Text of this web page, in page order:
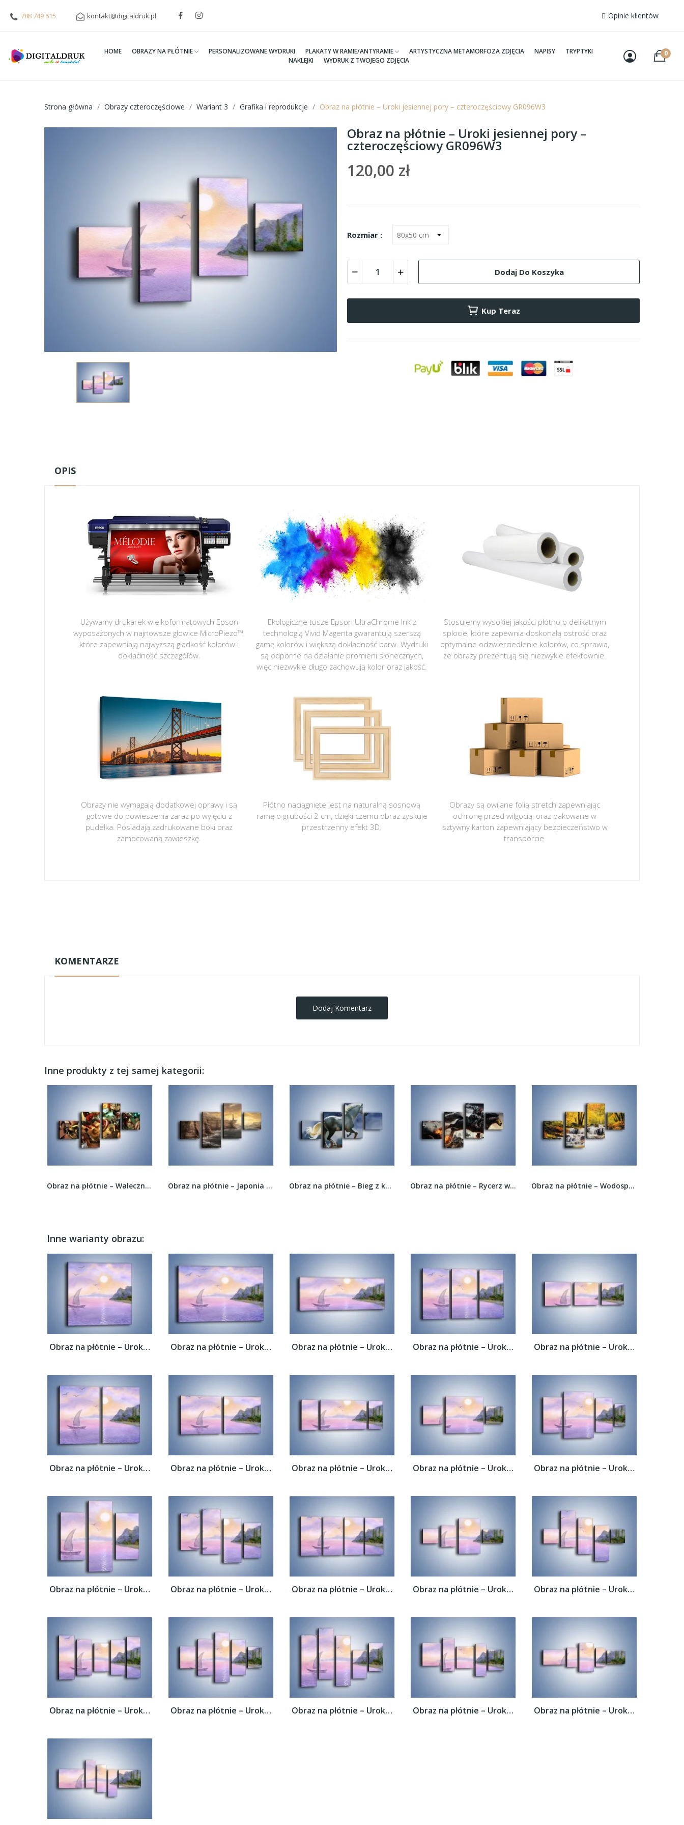
788 749 615 kontakt@digitaldruk.pl Opinie klientów
HOME OBRAZY NA PŁÓTNIE PERSONALIZOWANE WYDRUKI PLAKATY W RAMIE/ANTYRAMIE ARTYSTYCZNA METAMORFOZA ZDJĘCIA NAPISY
TRYPTYKI
NAKLEJKI
WYDRUK Z TWOJEGO ZDJĘCIA
0
Strona główna Obrazy czteroczęściowe Wariant 3 Grafika i reprodukcje Obraz na płótnie – Uroki jesiennej pory – czteroczęściowy GR096W3
Obraz na płótnie – Uroki jesiennej pory –
czteroczęściowy GR096W3
120,00 zł
Rozmiar :
Dodaj Do Koszyka
Kup Teraz
OPIS
Używamy drukarek wielkoformatowych Epson
wyposażonych w najnowsze głowice MicroPiezo™,
które zapewniają najwyższą gładkość kolorów i
dokładność szczegółów.
Ekologiczne tusze Epson UltraChrome Ink z
technologią Vivid Magenta gwarantują szerszą
gamę kolorów i większą dokładność barw. Wydruki
są odporne na działanie promieni słonecznych,
więc niezwykle długo zachowują kolor oraz jakość.
Stosujemy wysokiej jakości płótno o delikatnym
splocie, które zapewnia doskonałą ostrość oraz
optymalne odzwierciedlenie kolorów, co sprawia,
że obrazy prezentują się niezwykle efektownie.
Obrazy nie wymagają dodatkowej oprawy i są
gotowe do powieszenia zaraz po wyjęciu z
pudełka. Posiadają zadrukowane boki oraz
zamocowaną zawieszkę.
Płótno naciągnięte jest na naturalną sosnową
ramę o grubości 2 cm, dzięki czemu obraz zyskuje
przestrzenny efekt 3D.
Obrazy są owijane folią stretch zapewniając
ochronę przed wilgocią, oraz pakowane w
sztywny karton zapewniający bezpieczeństwo w
transporcie.
KOMENTARZE
Dodaj Komentarz
Inne produkty z tej samej kategorii:
Obraz na płótnie – Waleczne bajkowe postacie –... Obraz na płótnie – Japonia ze smutnym widokiem... Obraz na płótnie – Bieg z koniem przez noc –... Obraz na płótnie – Rycerz w piekle –... Obraz na płótnie – Wodospad w środku lasu –...
Inne warianty obrazu:
Obraz na płótnie – Uroki jesiennej pory –... Obraz na płótnie – Uroki jesiennej pory –... Obraz na płótnie – Uroki jesiennej pory –... Obraz na płótnie – Uroki jesiennej pory –... Obraz na płótnie – Uroki jesiennej pory –...
Obraz na płótnie – Uroki jesiennej pory –... Obraz na płótnie – Uroki jesiennej pory –... Obraz na płótnie – Uroki jesiennej pory –... Obraz na płótnie – Uroki jesiennej pory –... Obraz na płótnie – Uroki jesiennej pory –...
Obraz na płótnie – Uroki jesiennej pory –... Obraz na płótnie – Uroki jesiennej pory –... Obraz na płótnie – Uroki jesiennej pory –... Obraz na płótnie – Uroki jesiennej pory –... Obraz na płótnie – Uroki jesiennej pory –...
Obraz na płótnie – Uroki jesiennej pory –... Obraz na płótnie – Uroki jesiennej pory –... Obraz na płótnie – Uroki jesiennej pory –... Obraz na płótnie – Uroki jesiennej pory –... Obraz na płótnie – Uroki jesiennej pory –...